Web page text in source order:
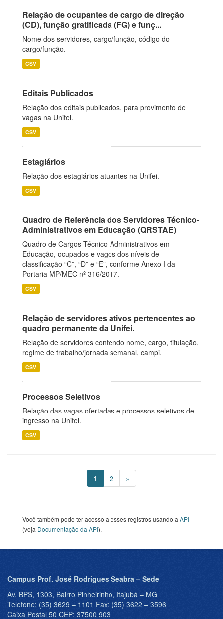
Relação de ocupantes de cargo de direção
(CD), função gratificada (FG) e funç...
Nome dos servidores, cargo/função, código do
cargo/função.
CSV
Editais Publicados
Relação dos editais publicados, para provimento de
vagas na Unifei.
CSV
Estagiários
Relação dos estagiários atuantes na Unifei.
CSV
Quadro de Referência dos Servidores Técnico-
Administrativos em Educação (QRSTAE)
Quadro de Cargos Técnico-Administrativos em
Educação, ocupados e vagos dos níveis de
classificação “C”, “D” e “E”, conforme Anexo I da
Portaria MP/MEC nº 316/2017.
CSV
Relação de servidores ativos pertencentes ao
quadro permanente da Unifei.
Relação de servidores contendo nome, cargo, titulação,
regime de trabalho/jornada semanal, campi.
CSV
Processos Seletivos
Relação das vagas ofertadas e processos seletivos de
ingresso na Unifei.
CSV
1 2 »
Você também pode ter acesso a esses registros usando a API
(veja Documentação da API).
Campus Prof. José Rodrigues Seabra – Sede
Av. BPS, 1303, Bairro Pinheirinho, Itajubá – MG
Telefone: (35) 3629 – 1101 Fax: (35) 3622 – 3596
Caixa Postal 50 CEP: 37500 903